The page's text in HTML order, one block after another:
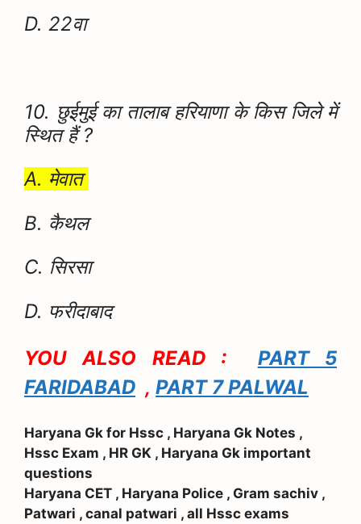
D. 22वा
10. छुईमुई का तालाब हरियाणा के किस जिले में
स्थित हैं ?
A. मेवात
B. कैथल
C. सिरसा
D. फरीदाबाद
YOU ALSO READ : PART 5
FARIDABAD , PART 7 PALWAL
Haryana Gk for Hssc , Haryana Gk Notes ,
Hssc Exam , HR GK , Haryana Gk important
questions
Haryana CET , Haryana Police , Gram sachiv ,
Patwari , canal patwari , all Hssc exams